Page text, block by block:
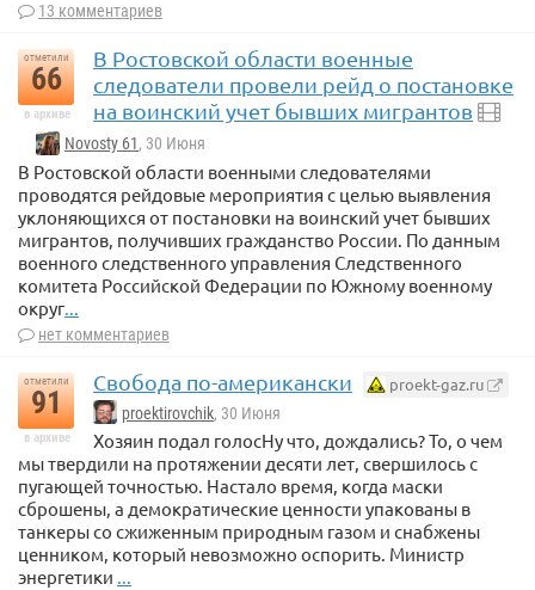
13 комментариев
отметили
66
в архиве
В Ростовской области военные
следователи провели рейд о постановке
на воинский учет бывших мигрантов
Novosty 61 , 30 Июня
В Ростовской области военными следователями
проводятся рейдовые мероприятия с целью выявления
уклоняющихся от постановки на воинский учет бывших
мигрантов, получивших гражданство России. По данным
военного следственного управления Следственного
комитета Российской Федерации по Южному военному
округ
нет комментариев
отметили
91
в архиве
Свобода по-американски proekt-gaz.ru
proektirovchik, 30 Июня
Хозяин подал голосНу что, дождались? То, о чем
мы твердили на протяжении десяти лет, свершилось с
пугающей точностью. Настало время, когда маски
сброшены, а демократические ценности упакованы в
танкеры со сжиженным природным газом и снабжены
ценником, который невозможно оспорить. Министр
энергетики ...